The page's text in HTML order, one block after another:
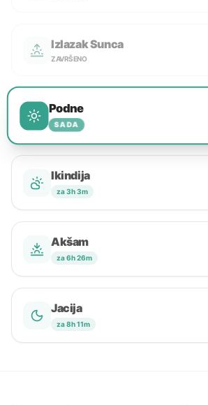
Izlazak Sunca
ZAVRŠENO
Podne
SADA
Ikindija
za 3h 3m
Akšam
za 6h 26m
Jacija
za 8h 11m